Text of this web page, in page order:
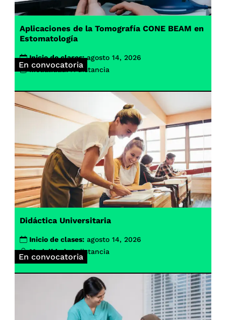
En convocatoria
Aplicaciones de la Tomografía CONE BEAM en
Estomatología
Inicio de clases: agosto 14, 2026
Modalidad: A distancia
En convocatoria
Didáctica Universitaria
Inicio de clases: agosto 14, 2026
Modalidad: A distancia